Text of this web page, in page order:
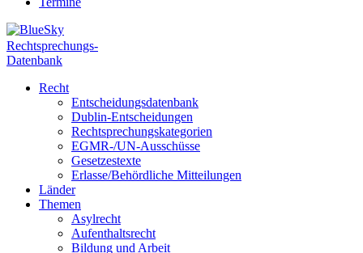
Rechtsprechungs-
Datenbank
Recht
Entscheidungsdatenbank
Dublin-Entscheidungen
Rechtsprechungskategorien
EGMR-/UN-Ausschüsse
Gesetzestexte
Erlasse/Behördliche Mitteilungen
Länder
Themen
Asylrecht
Aufenthaltsrecht
Bildung und Arbeit